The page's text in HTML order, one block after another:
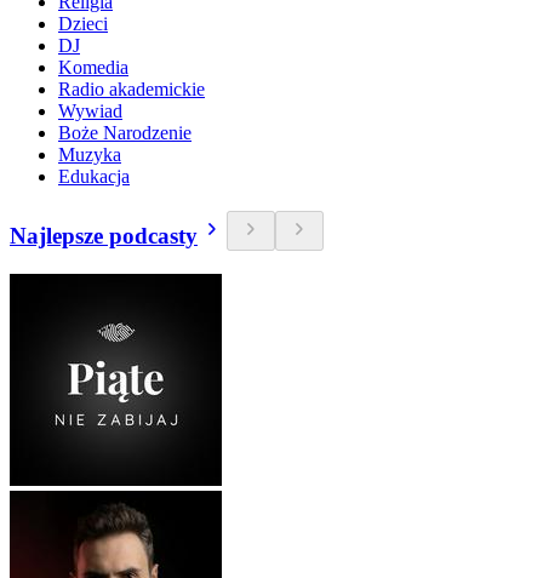
Dzieci
DJ
Komedia
Radio akademickie
Wywiad
Boże Narodzenie
Muzyka
Edukacja
Najlepsze podcasty